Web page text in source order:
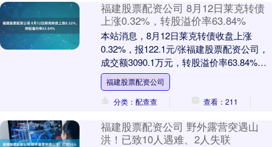
福建股票配资公司 8月12日莱克转债
上涨0.32%，转股溢价率63.84%
本站消息，8月12日莱克转债收盘上涨
0.32%，报122.1元/张福建股票配资公司，
成交额3090.1万元，转股溢价率63.84%。
资料显示，莱克转债信用级别....
福建股票配资公司
分类：配查查
查看：211
福建股票配资公司 野外露营突遇山
洪！已致10人遇难、2人失联